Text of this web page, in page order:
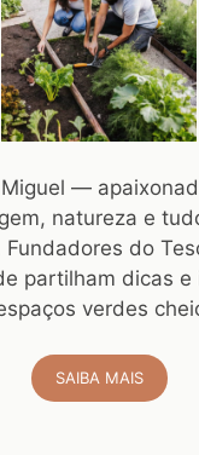
—
natureza e
Fundadores do
partilham dicas e
verdes
SAIBA MAIS